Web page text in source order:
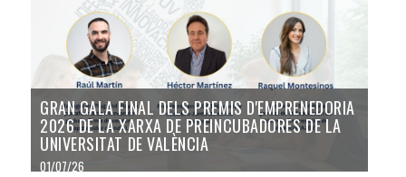
GRAN GALA FINAL DELS PREMIS D'EMPRENEDORIA
2026 DE LA XARXA DE PREINCUBADORES DE LA
UNIVERSITAT DE VALÈNCIA
01/07/26